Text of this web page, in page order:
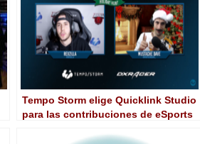
Tempo Storm elige Quicklink Studio
para las contribuciones de eSports